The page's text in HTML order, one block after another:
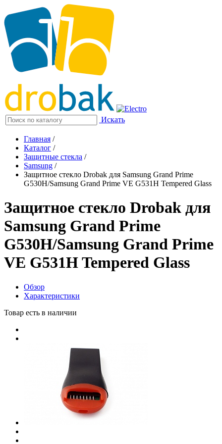
Искать
Главная /
Каталог /
Защитные стекла /
Samsung /
Защитное стекло Drobak для Samsung Grand Prime
G530H/Samsung Grand Prime VE G531H Tempered Glass
Защитное стекло Drobak для
Samsung Grand Prime
G530H/Samsung Grand Prime
VE G531H Tempered Glass
Обзор
Характеристики
Товар есть в наличии